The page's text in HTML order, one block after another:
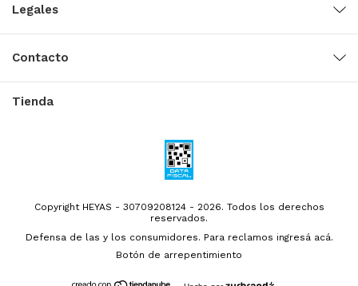
Legales
Contacto
Tienda
Copyright HEYAS - 30709208124 - 2026. Todos los derechos
reservados.
Defensa de las y los consumidores. Para reclamos ingresá acá.
Botón de arrepentimiento